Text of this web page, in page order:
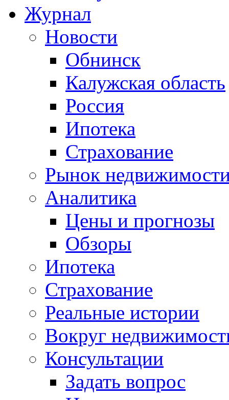
Журнал
Новости
Обнинск
Калужская область
Россия
Ипотека
Страхование
Рынок
Аналитика
Цены и прогнозы
Обзоры
Ипотека
Страхование
Реальные истории
Вокруг
Консультации
Задать вопрос